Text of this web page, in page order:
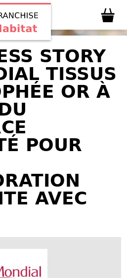
STORY
TISSUS
OR À
POUR
AVEC